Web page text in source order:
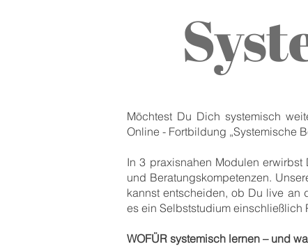
Möchtest Du Dich systemisch
Online - Fortbildung „Systemische
In 3 praxisnahen Modulen
und Beratungskompetenzen.
kannst entscheiden, ob Du live an
es ein Selbststudium einschließlich
WOFÜR systemisch lernen – und